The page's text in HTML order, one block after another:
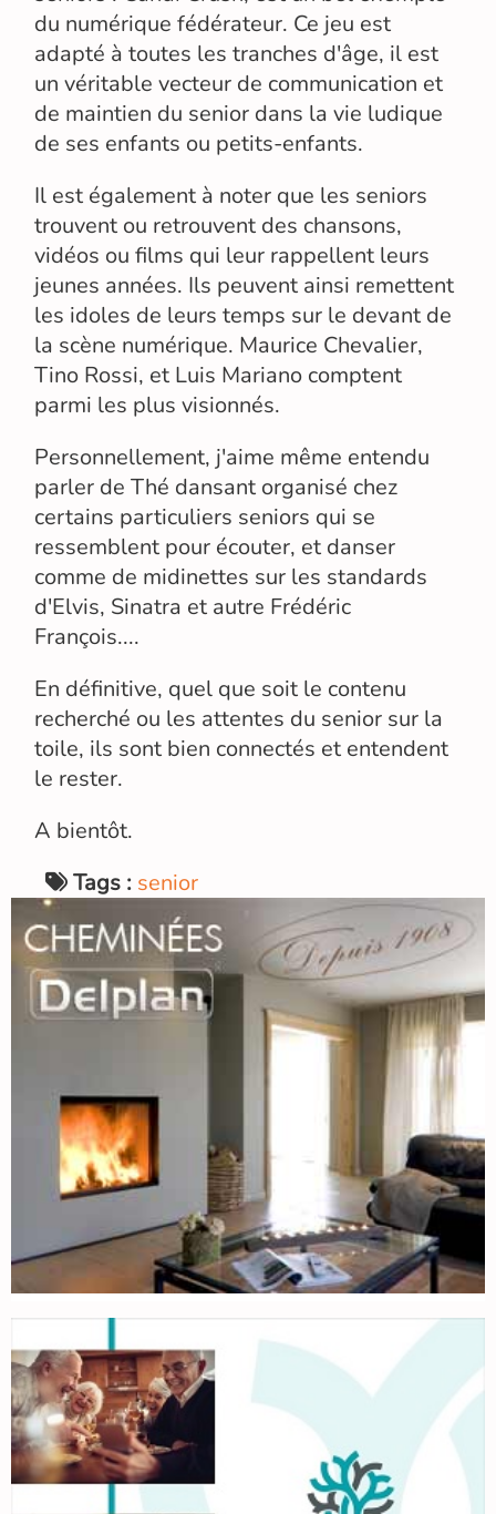
du numérique fédérateur. Ce jeu est
adapté à toutes les tranches d'âge, il est
un véritable vecteur de communication et
de maintien du senior dans la vie ludique
de ses enfants ou petits-enfants.
Il est également à noter que les seniors
trouvent ou retrouvent des chansons,
vidéos ou films qui leur rappellent leurs
jeunes années. Ils peuvent ainsi remettent
les idoles de leurs temps sur le devant de
la scène numérique. Maurice Chevalier,
Tino Rossi, et Luis Mariano comptent
parmi les plus visionnés.
Personnellement, j'aime même entendu
parler de Thé dansant organisé chez
certains particuliers seniors qui se
ressemblent pour écouter, et danser
comme de midinettes sur les standards
d'Elvis, Sinatra et autre Frédéric
François....
En définitive, quel que soit le contenu
recherché ou les attentes du senior sur la
toile, ils sont bien connectés et entendent
le rester.
A bientôt.
Tags : senior